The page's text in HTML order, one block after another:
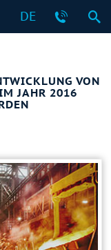
DE
VON
JAHR 2016